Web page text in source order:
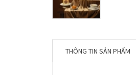
THÔNG TIN SẢN PHẨM